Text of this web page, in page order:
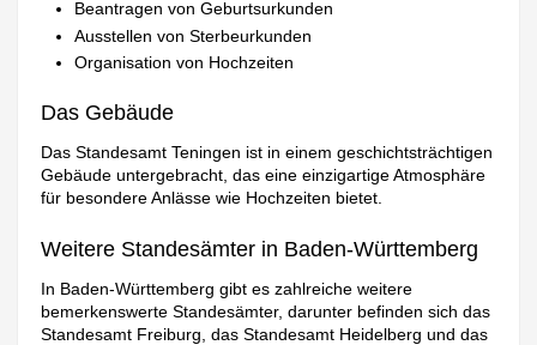
Beantragen von Geburtsurkunden
Ausstellen von Sterbeurkunden
Organisation von Hochzeiten
Das Gebäude
Das Standesamt Teningen ist in einem geschichtsträchtigen
Gebäude untergebracht, das eine einzigartige Atmosphäre
für besondere Anlässe wie Hochzeiten bietet.
Weitere Standesämter in Baden-Württemberg
In Baden-Württemberg gibt es zahlreiche weitere
bemerkenswerte Standesämter, darunter befinden sich das
Standesamt Freiburg, das Standesamt Heidelberg und das